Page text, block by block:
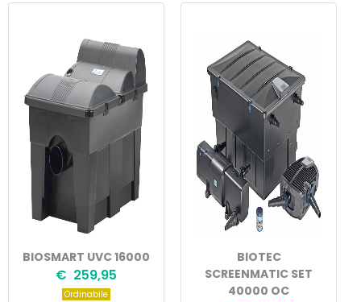
BIOSMART UVC 16000
€ 259,95
Ordinabile
BIOTEC
SCREENMATIC SET
40000 OC